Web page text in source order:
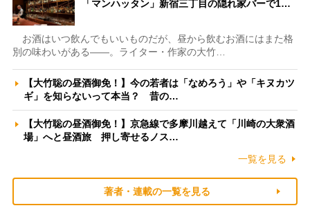
「マンハッタン」新宿三丁目の隠れ家バーで1…
お酒はいつ飲んでもいいものだが、昼から飲むお酒にはまた格
別の味わいがある――。ライター・作家の大竹…
【大竹聡の昼酒御免！】今の若者は「なめろう」や「キヌカツ
ギ」を知らないって本当？ 昔の…
【大竹聡の昼酒御免！】京急線で多摩川越えて「川崎の大衆酒
場」へと昼酒旅 押し寄せるノス…
一覧を見る
著者・連載の一覧を見る